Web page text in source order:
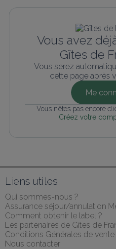
Vous avez
Gîtes de
Vous serez
cette page après
Me
Vous n’êtes pas encore
Créez votre
Liens utiles
Qui sommes-nous ?
Assurance séjour/annulation
Comment obtenir le label ?
Les partenaires de Gîtes de
Conditions Générales de
Nous contacter